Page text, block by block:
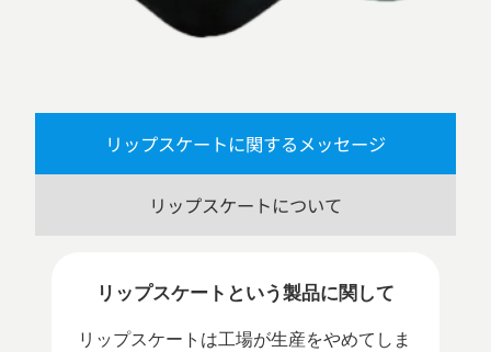
リップスケートに関するメッセージ
リップスケートについて
リップスケートという製品に関して
リップスケートは工場が生産をやめてしま